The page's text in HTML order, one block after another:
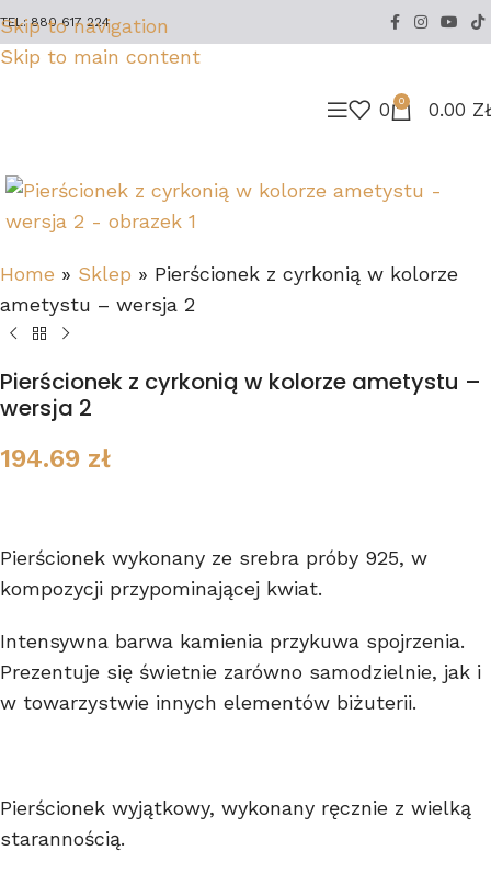
Skip to navigation
Skip to main content
TEL: 880 617 224
0 0 0.00
Home » Sklep » Pierścionek z cyrkonią w kolorze
ametystu – wersja 2
Pierścionek z cyrkonią w kolorze ametystu –
wersja 2
194.69 zł
Pierścionek wykonany ze srebra próby 925, w
kompozycji przypominającej kwiat.
Intensywna barwa kamienia przykuwa spojrzenia.
Prezentuje się świetnie zarówno samodzielnie, jak i
w towarzystwie innych elementów biżuterii.
Pierścionek wyjątkowy, wykonany ręcznie z wielką
starannością.